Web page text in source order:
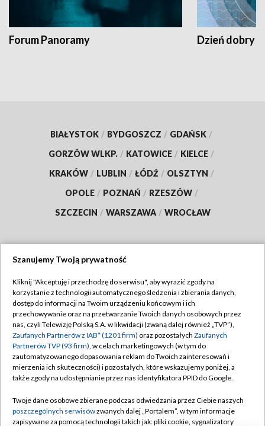
Forum Panoramy Dzień dobry
BIAŁYSTOK / BYDGOSZCZ / GDAŃSK /
GORZÓW WLKP. / KATOWICE / KIELCE /
KRAKÓW / LUBLIN / ŁÓDŹ / OLSZTYN /
OPOLE / POZNAŃ / RZESZÓW /
SZCZECIN / WARSZAWA / WROCŁAW
TVP
Abonament TVP
Emisja w TVP
Centrum informacji TVP
Naziemna Telewizja Cyfrowa
Rada Programowa
Regulamin TVP
Polityka prywatności
Moje zgody
Pomoc
Kontakt
Szanujemy Twoją prywatność
Kliknij "Akceptuję i przechodzę do serwisu", aby wyrazić zgody na
korzystanie z technologii automatycznego śledzenia i zbierania danych,
dostęp do informacji na Twoim urządzeniu końcowym i ich
przechowywanie oraz na przetwarzanie Twoich danych osobowych przez
nas, czyli Telewizję Polską S.A. w likwidacji (zwaną dalej również „TVP”),
Zaufanych Partnerów z IAB* (1201 firm) oraz pozostałych Zaufanych
Partnerów TVP (93 firm), w celach marketingowych (w tym do
zautomatyzowanego dopasowania reklam do Twoich zainteresowań i
mierzenia ich skuteczności) i pozostałych, które wskazujemy poniżej, a
także zgody na udostępnianie przez nas identyfikatora PPID do Google.
Twoje dane osobowe zbierane podczas odwiedzania przez Ciebie naszych
poszczególnych serwisówzwanych dalej „Portalem”, w tym informacje
zapisywane za pomocą technologii takich jak: pliki cookie, sygnalizatory